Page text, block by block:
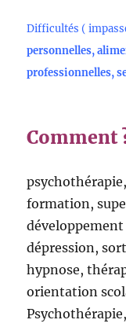
Difficultés (
personnelles,
professionnelles,
Comment
formation,
dépression,
hypnose,
orientation